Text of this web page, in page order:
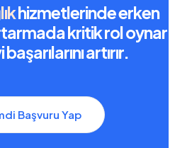
hizmetlerinde erken
kritik rol oynar
artırır.
Başvuru Yap